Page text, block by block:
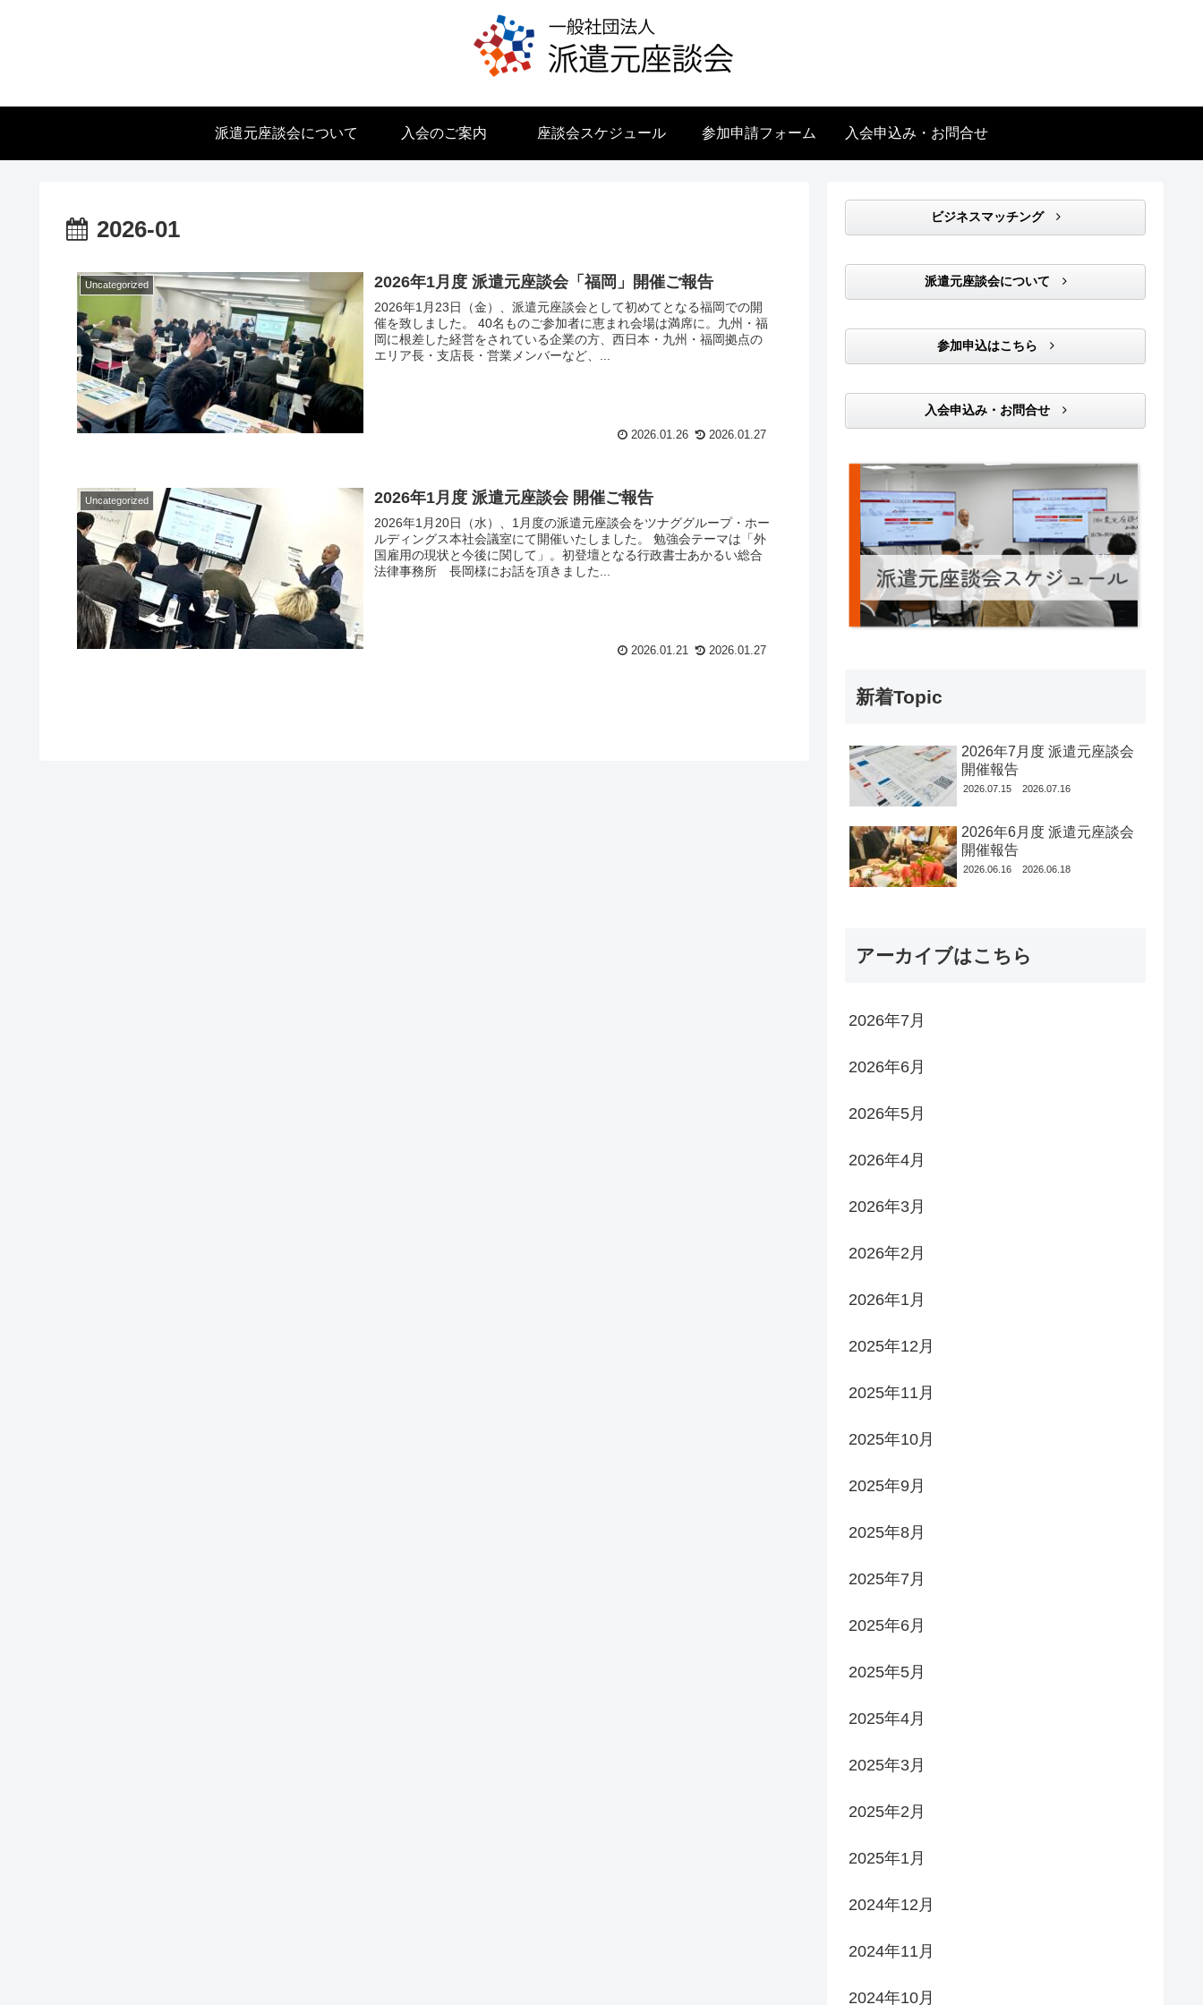
派遣元座談会について 入会のご案内 座談会スケジュール 参加申請フォーム 入会申込み・お問合せ
2026-01
Uncategorized 2026年1月度 派遣元座談会「福岡」開催ご報告
2026年1月23日（金）、派遣元座談会として初めてとなる福岡での開
催を致しました。 40名ものご参加者に恵まれ会場は満席に。九州・福
岡に根差した経営をされている企業の方、西日本・九州・福岡拠点の
エリア長・支店長・営業メンバーなど、...
2026.01.26 2026.01.27
Uncategorized 2026年1月度 派遣元座談会 開催ご報告
2026年1月20日（水）、1月度の派遣元座談会をツナググループ・ホー
ルディングス本社会議室にて開催いたしました。 勉強会テーマは「外
国雇用の現状と今後に関して」。初登壇となる行政書士あかるい総合
法律事務所 長岡様にお話を頂きました...
2026.01.21 2026.01.27
ビジネスマッチング
派遣元座談会について
参加申込はこちら
入会申込み・お問合せ
新着Topic
2026年7月度 派遣元座談会
開催報告
2026.07.15 2026.07.16
2026年6月度 派遣元座談会
開催報告
2026.06.16 2026.06.18
アーカイブはこちら
2026年7月
2026年6月
2026年5月
2026年4月
2026年3月
2026年2月
2026年1月
2025年12月
2025年11月
2025年10月
2025年9月
2025年8月
2025年7月
2025年6月
2025年5月
2025年4月
2025年3月
2025年2月
2025年1月
2024年12月
2024年11月
2024年10月